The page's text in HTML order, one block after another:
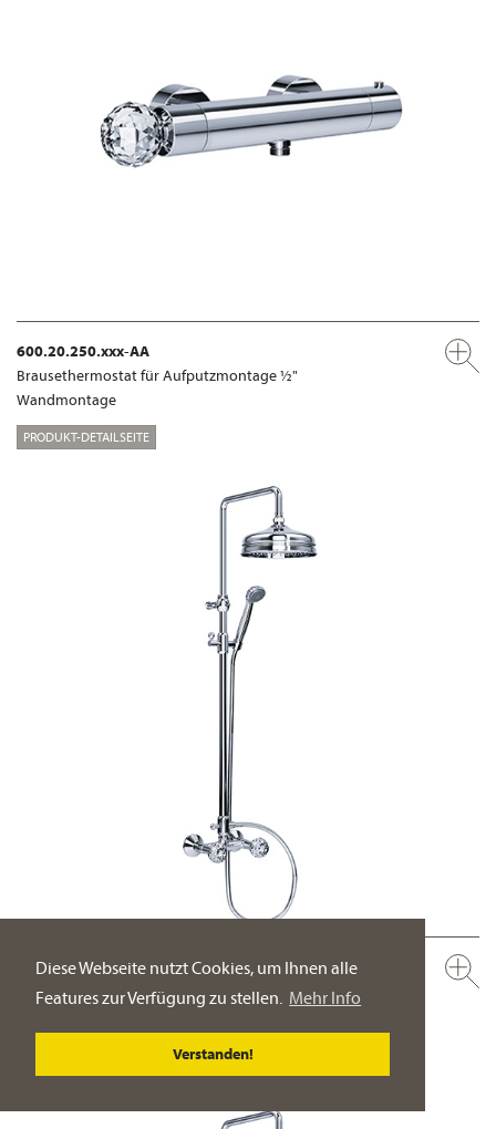
Diese Webseite nutzt Cookies, um Ihnen alle
Features zur Verfügung zu stellen. Mehr Info
Verstanden!
600.20.250.xxx-AA
Brausethermostat für Aufputzmontage ½"
Wandmontage
PRODUKT-DETAILSEITE
600.20.410.xxx-AA
Aufputz Set mit Steigrohr ½“